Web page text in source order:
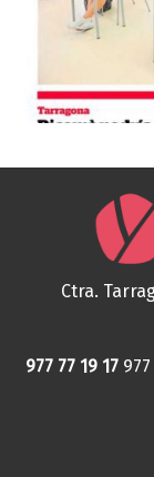
Ctra.
977 77 19 17